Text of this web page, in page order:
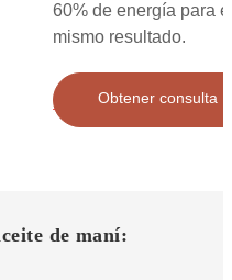
60% de energía para el
mismo resultado.
Obtener consulta
de maní: